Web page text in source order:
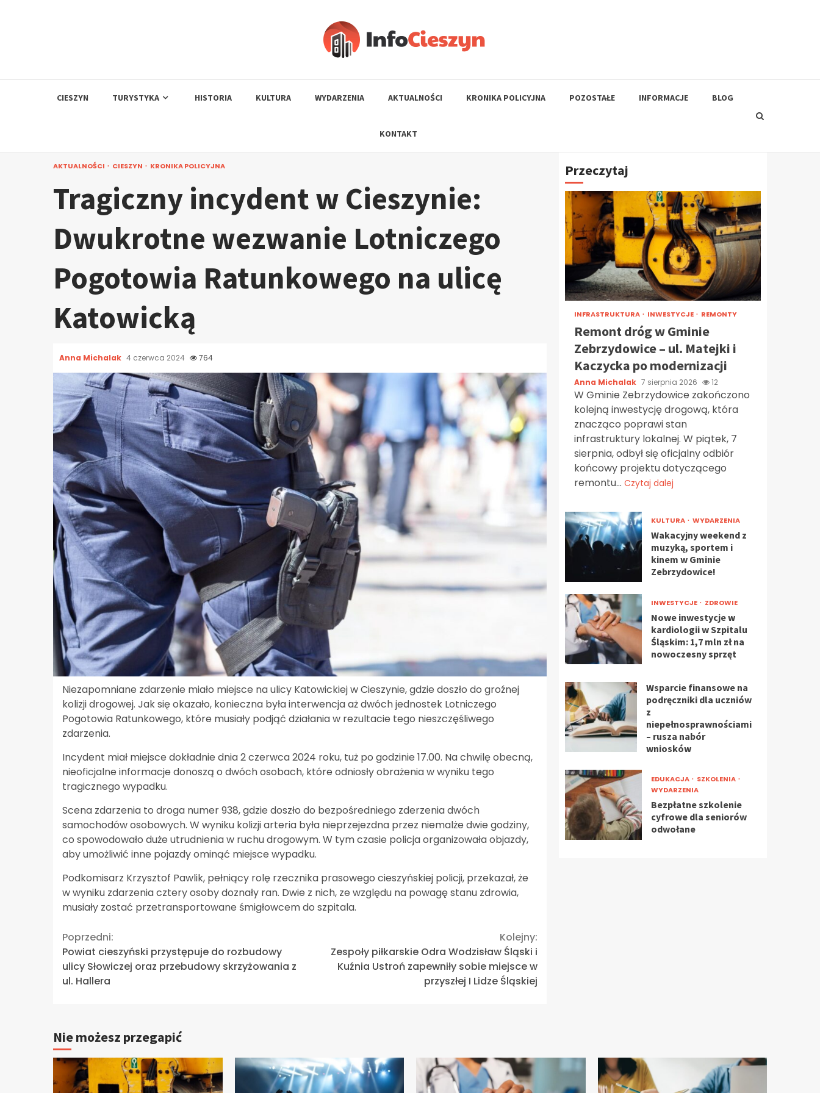
CIESZYN TURYSTYKA HISTORIA KULTURA WYDARZENIA AKTUALNOŚCI KRONIKA POLICYJNA POZOSTAŁE INFORMACJE BLOG
KONTAKT
AKTUALNOŚCI CIESZYN KRONIKA POLICYJNA
Tragiczny incydent w Cieszynie:
Dwukrotne wezwanie Lotniczego
Pogotowia Ratunkowego na ulicę
Katowicką
Anna Michalak 4 czerwca 2024 764
Niezapomniane zdarzenie miało miejsce na ulicy Katowickiej w Cieszynie, gdzie doszło do groźnej
kolizji drogowej. Jak się okazało, konieczna była interwencja aż dwóch jednostek Lotniczego
Pogotowia Ratunkowego, które musiały podjąć działania w rezultacie tego nieszczęśliwego
zdarzenia.
Incydent miał miejsce dokładnie dnia 2 czerwca 2024 roku, tuż po godzinie 17.00. Na chwilę obecną,
nieoficjalne informacje donoszą o dwóch osobach, które odniosły obrażenia w wyniku tego
tragicznego wypadku.
Scena zdarzenia to droga numer 938, gdzie doszło do bezpośredniego zderzenia dwóch
samochodów osobowych. W wyniku kolizji arteria była nieprzejezdna przez niemalże dwie godziny,
co spowodowało duże utrudnienia w ruchu drogowym. W tym czasie policja organizowała objazdy,
aby umożliwić inne pojazdy ominąć miejsce wypadku.
Podkomisarz Krzysztof Pawlik, pełniący rolę rzecznika prasowego cieszyńskiej policji, przekazał, że
w wyniku zdarzenia cztery osoby doznały ran. Dwie z nich, ze względu na powagę stanu zdrowia,
musiały zostać przetransportowane śmigłowcem do szpitala.
Continue
Reading
Poprzedni:
Powiat cieszyński przystępuje do rozbudowy
ulicy Słowiczej oraz przebudowy skrzyżowania z
ul. Hallera
Kolejny:
Zespoły piłkarskie Odra Wodzisław Śląski i
Kuźnia Ustroń zapewniły sobie miejsce w
przyszłej I Lidze Śląskiej
Przeczytaj
INFRASTRUKTURA INWESTYCJE REMONTY
Remont dróg w Gminie
Zebrzydowice – ul. Matejki i
Kaczycka po modernizacji
Anna Michalak 7 sierpnia 2026 12
W Gminie Zebrzydowice zakończono
kolejną inwestycję drogową, która
znacząco poprawi stan
infrastruktury lokalnej. W piątek, 7
sierpnia, odbył się oficjalny odbiór
końcowy projektu dotyczącego
remontu... Czytaj dalej
KULTURA WYDARZENIA
Wakacyjny weekend z
muzyką, sportem i
kinem w Gminie
Zebrzydowice!
INWESTYCJE ZDROWIE
Nowe inwestycje w
kardiologii w Szpitalu
Śląskim: 1,7 mln zł na
nowoczesny sprzęt
Wsparcie finansowe na
podręczniki dla uczniów
z
niepełnosprawnościami
– rusza nabór
wniosków
EDUKACJA
SZKOLENIA
WYDARZENIA
Bezpłatne szkolenie
cyfrowe dla seniorów
odwołane
Nie możesz przegapić